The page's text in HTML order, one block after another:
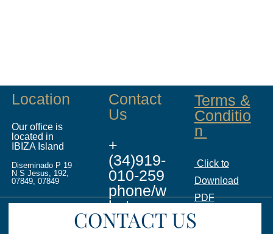
Contact
Us
+
(34)919-
010-259
phone/w
hatsapp
Location
Our office is
located in
IBIZA Island
Diseminado P 19
N S Jesus, 192,
07849, 07849
CONTACT US
Terms &
Conditio
n
Click to
Download
PDF